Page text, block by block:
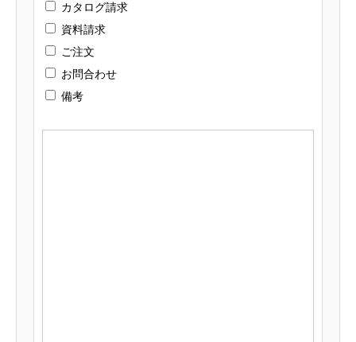
カタログ請求
資料請求
ご注文
お問合わせ
備考